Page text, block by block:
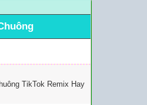
TikTok Remix Hay